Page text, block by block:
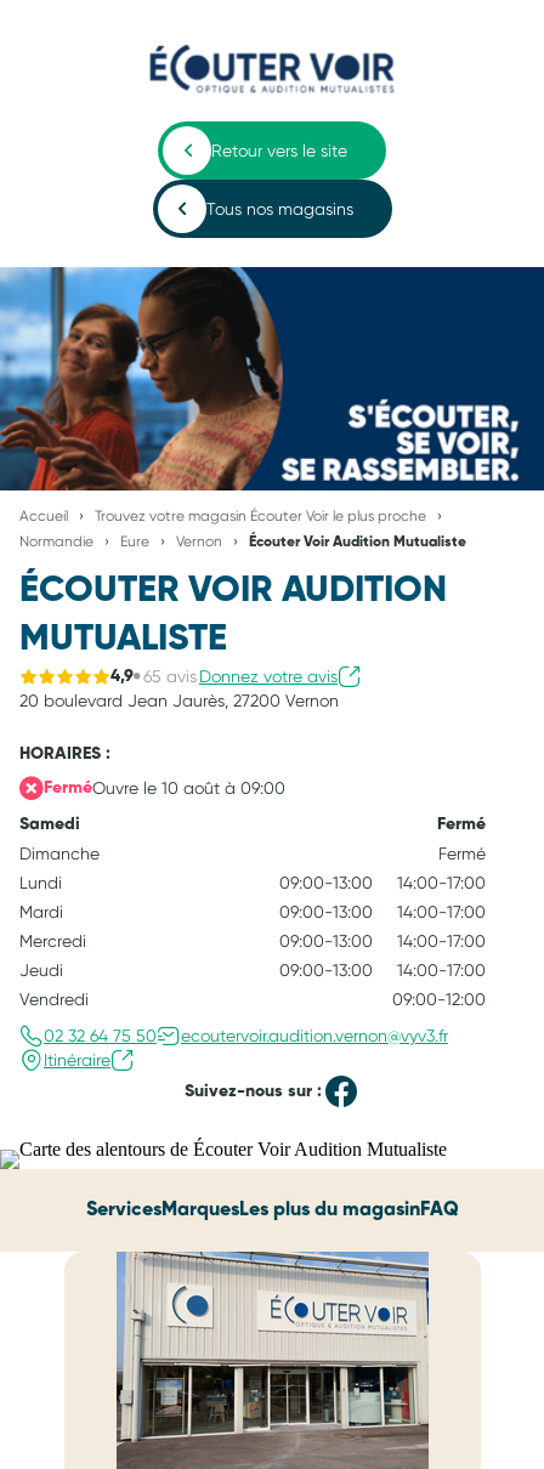
Retour vers le site
Tous nos magasins
Accueil
Trouvez votre magasin Écouter Voir le plus proche
Normandie
Eure Vernon Écouter Voir Audition Mutualiste
ÉCOUTER VOIR AUDITION
MUTUALISTE
4,9 65 avisDonnez votre avis
20 boulevard Jean Jaurès, 27200 Vernon
HORAIRES :
FerméOuvre le 10 août à 09:00
Samedi Fermé
Dimanche
Fermé
Lundi
09:00-13:00
14:00-17:00
Mardi
09:00-13:00
14:00-17:00
Mercredi
09:00-13:00
14:00-17:00
Jeudi
09:00-13:00
14:00-17:00
Vendredi
09:00-12:00
02 32 64 75 50
ecoutervoir.audition.vernon@vyv3.fr
Itinéraire
Suivez-nous sur :
ServicesMarquesLes plus du magasinFAQ